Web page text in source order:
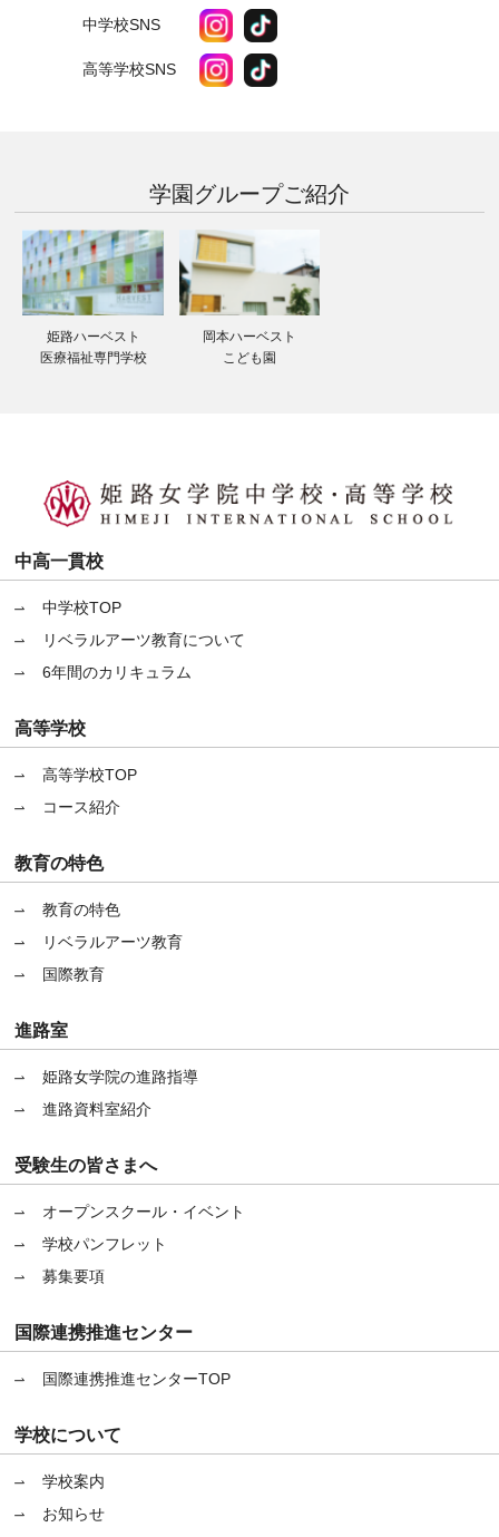
中学校SNS
高等学校SNS
学園グループご紹介
姫路ハーベスト
医療福祉専門学校
岡本ハーベスト
こども園
中高一貫校
中学校TOP
リベラルアーツ教育について
6年間のカリキュラム
高等学校
高等学校TOP
コース紹介
教育の特色
教育の特色
リベラルアーツ教育
国際教育
進路室
姫路女学院の進路指導
進路資料室紹介
受験生の皆さまへ
オープンスクール・イベント
学校パンフレット
募集要項
国際連携推進センター
国際連携推進センターTOP
学校について
学校案内
お知らせ